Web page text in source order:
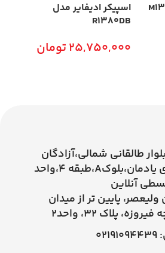
اسپیکر ادیفایر مدل
R1380DB
25,750,000تومان
طالقانی شمالی،آزادگان
،مجتمع تجاری یادمان،بلوکA،طبقه ۴،واحد
ولیعصر، پایین تر از میدان
پلاک 32، واحد2